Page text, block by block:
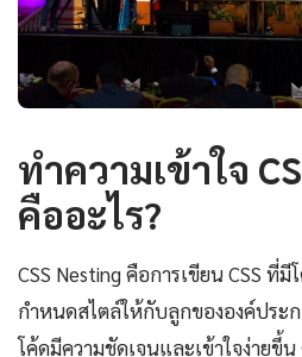
ทำความเข้าใจ
คืออะไร?
CSS Nesting คือการเขียน CSS ที่
กำหนดสไตล์ให้กับลูกขององค์ประ
โค้ดมีความชัดเจนและเข้าใจง่ายขึ้น